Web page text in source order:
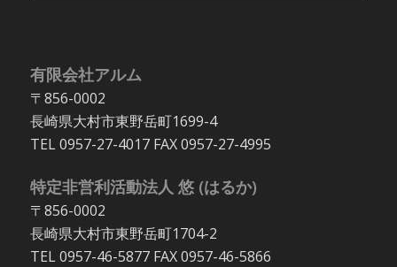
有限会社アルム
〒856-0002
長崎県大村市東野岳町1699-4
TEL 0957-27-4017 FAX 0957-27-4995
特定非営利活動法人 悠 (はるか)
〒856-0002
長崎県大村市東野岳町1704-2
TEL 0957-46-5877 FAX 0957-46-5866